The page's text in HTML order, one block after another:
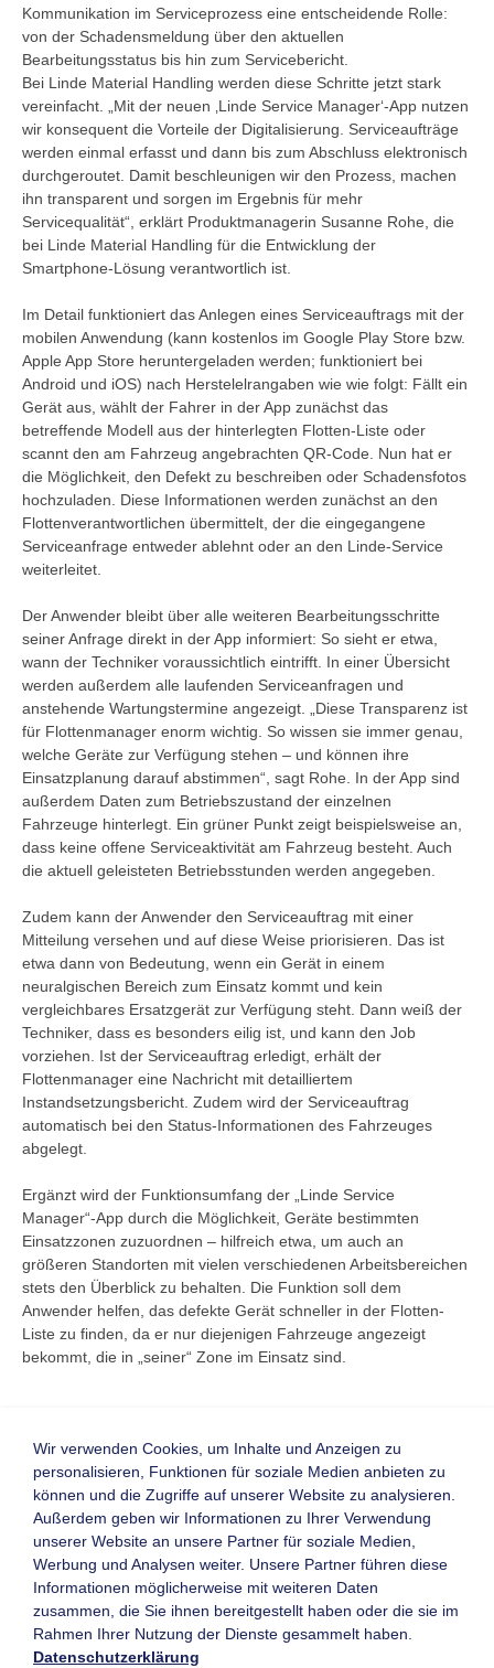
Kommunikation im Serviceprozess eine entscheidende Rolle:
von der Schadensmeldung über den aktuellen
Bearbeitungsstatus bis hin zum Servicebericht.
Bei Linde Material Handling werden diese Schritte jetzt stark
vereinfacht. „Mit der neuen ‚Linde Service Manager‘-App nutzen
wir konsequent die Vorteile der Digitalisierung. Serviceaufträge
werden einmal erfasst und dann bis zum Abschluss elektronisch
durchgeroutet. Damit beschleunigen wir den Prozess, machen
ihn transparent und sorgen im Ergebnis für mehr
Servicequalität“, erklärt Produktmanagerin Susanne Rohe, die
bei Linde Material Handling für die Entwicklung der
Smartphone-Lösung verantwortlich ist.
Im Detail funktioniert das Anlegen eines Serviceauftrags mit der
mobilen Anwendung (kann kostenlos im Google Play Store bzw.
Apple App Store heruntergeladen werden; funktioniert bei
Android und iOS) nach Herstelelrangaben wie wie folgt: Fällt ein
Gerät aus, wählt der Fahrer in der App zunächst das
betreffende Modell aus der hinterlegten Flotten-Liste oder
scannt den am Fahrzeug angebrachten QR-Code. Nun hat er
die Möglichkeit, den Defekt zu beschreiben oder Schadensfotos
hochzuladen. Diese Informationen werden zunächst an den
Flottenverantwortlichen übermittelt, der die eingegangene
Serviceanfrage entweder ablehnt oder an den Linde-Service
weiterleitet.
Der Anwender bleibt über alle weiteren Bearbeitungsschritte
seiner Anfrage direkt in der App informiert: So sieht er etwa,
wann der Techniker voraussichtlich eintrifft. In einer Übersicht
werden außerdem alle laufenden Serviceanfragen und
anstehende Wartungstermine angezeigt. „Diese Transparenz ist
für Flottenmanager enorm wichtig. So wissen sie immer genau,
welche Geräte zur Verfügung stehen – und können ihre
Einsatzplanung darauf abstimmen“, sagt Rohe. In der App sind
außerdem Daten zum Betriebszustand der einzelnen
Fahrzeuge hinterlegt. Ein grüner Punkt zeigt beispielsweise an,
dass keine offene Serviceaktivität am Fahrzeug besteht. Auch
die aktuell geleisteten Betriebsstunden werden angegeben.
Zudem kann der Anwender den Serviceauftrag mit einer
Mitteilung versehen und auf diese Weise priorisieren. Das ist
etwa dann von Bedeutung, wenn ein Gerät in einem
neuralgischen Bereich zum Einsatz kommt und kein
vergleichbares Ersatzgerät zur Verfügung steht. Dann weiß der
Techniker, dass es besonders eilig ist, und kann den Job
vorziehen. Ist der Serviceauftrag erledigt, erhält der
Flottenmanager eine Nachricht mit detailliertem
Instandsetzungsbericht. Zudem wird der Serviceauftrag
automatisch bei den Status-Informationen des Fahrzeuges
abgelegt.
Ergänzt wird der Funktionsumfang der „Linde Service
Manager“-App durch die Möglichkeit, Geräte bestimmten
Einsatzzonen zuzuordnen – hilfreich etwa, um auch an
größeren Standorten mit vielen verschiedenen Arbeitsbereichen
stets den Überblick zu behalten. Die Funktion soll dem
Anwender helfen, das defekte Gerät schneller in der Flotten-
Liste zu finden, da er nur diejenigen Fahrzeuge angezeigt
bekommt, die in „seiner“ Zone im Einsatz sind.
Zurück
Homepage Visitenkarte
Kontaktformular
Newsletter
Archiv
Mitglieder-Login
Neu registrieren
Leistungsverzeichnis
Messen & Veranstaltungen
Wir verwenden Cookies, um Inhalte und Anzeigen zu
personalisieren, Funktionen für soziale Medien anbieten zu
können und die Zugriffe auf unserer Website zu analysieren.
Außerdem geben wir Informationen zu Ihrer Verwendung
unserer Website an unsere Partner für soziale Medien,
Werbung und Analysen weiter. Unsere Partner führen diese
Informationen möglicherweise mit weiteren Daten
zusammen, die Sie ihnen bereitgestellt haben oder die sie im
Rahmen Ihrer Nutzung der Dienste gesammelt haben.
Datenschutzerklärung